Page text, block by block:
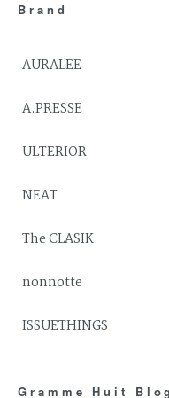
Brand
AURALEE
A.PRESSE
ULTERIOR
NEAT
The CLASIK
nonnotte
ISSUETHINGS
Gramme Huit Blog